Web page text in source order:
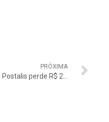
PRÓXIMA